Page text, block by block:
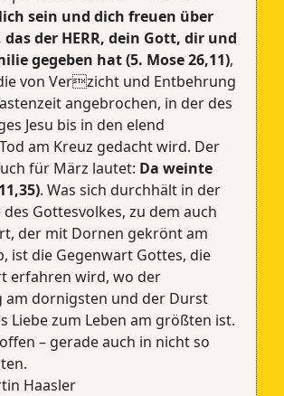
sein und dich freuen über
der HERR, dein Gott, dir und
gegeben hat(5. Mose 26,11),
von Verzicht und Entbehrung
angebrochen, in der des
Jesu bis in den elend
am Kreuz gedacht wird. Der
für März lautet: Da weinte
. Was sich durchhält in der
des Gottesvolkes, zu dem auch
der mit Dornen gekrönt am
ist die Gegenwart Gottes, die
erfahren wird, wo der
am dornigsten und der Durst
Liebe zum Leben am größten ist.
– gerade auch in nicht so
Haasler